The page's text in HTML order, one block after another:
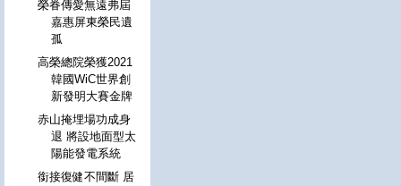
榮眷傳愛無遠弗屆
嘉惠屏東榮民遺
孤
高榮總院榮獲2021
韓國WiC世界創
新發明大賽金牌
赤山掩埋場功成身
退 將設地面型太
陽能發電系統
銜接復健不間斷 居